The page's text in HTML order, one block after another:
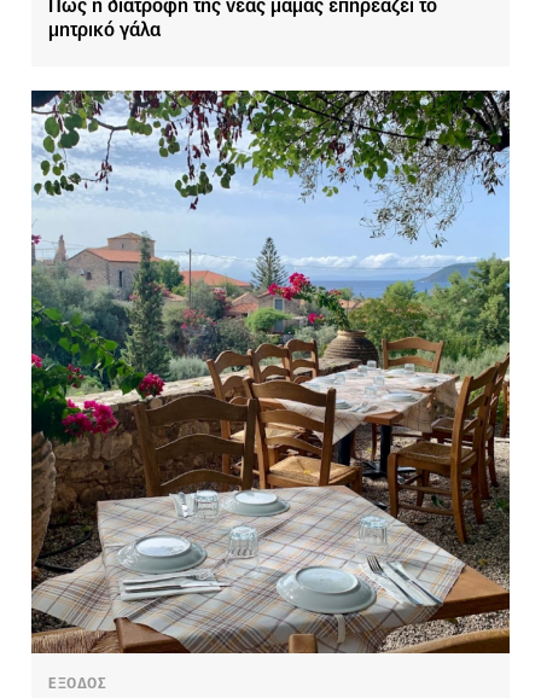
Πώς η διατροφή της νέας μαμάς επηρεάζει το
μητρικό γάλα
ΕΞΟΔΟΣ